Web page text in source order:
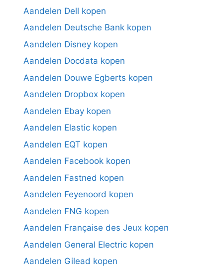
Aandelen Dell kopen
Aandelen Deutsche Bank kopen
Aandelen Disney kopen
Aandelen Docdata kopen
Aandelen Douwe Egberts kopen
Aandelen Dropbox kopen
Aandelen Ebay kopen
Aandelen Elastic kopen
Aandelen EQT kopen
Aandelen Facebook kopen
Aandelen Fastned kopen
Aandelen Feyenoord kopen
Aandelen FNG kopen
Aandelen Française des Jeux kopen
Aandelen General Electric kopen
Aandelen Gilead kopen